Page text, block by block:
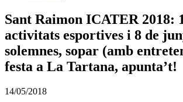
Sant Raimon ICATER 2018:
activitats esportives i 8 de
solemnes, sopar (amb
festa a La Tartana, apunta’t!
14/05/2018